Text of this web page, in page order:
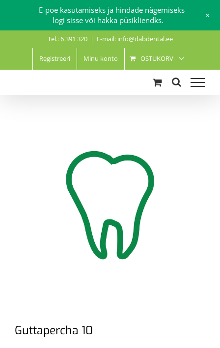
Tel.: 6 391 320 | E-mail: info@dabdental.ee
Registreeri Minu konto OSTUKORV
Guttapercha 10
E-poe kasutamiseks ja hindade nägemiseks
logi sisse või hakka püsikliendks.
+